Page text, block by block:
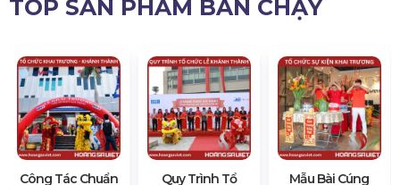
TOP SẢN PHẨM BÁN CHẠY
Công Tác Chuẩn
Quy Trình Tổ
Mẫu Bài Cúng